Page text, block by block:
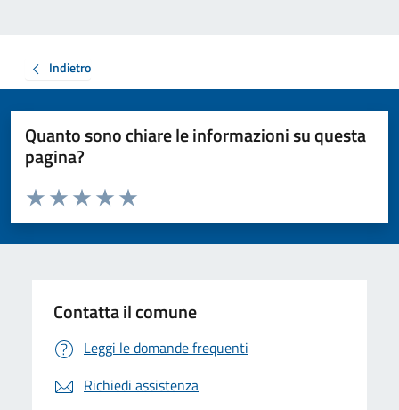
Indietro
Quanto sono chiare le informazioni su questa
pagina?
Valuta da 1 a 5 stelle la pagina
Valuta 5 stelle su 5
Valuta 4 stelle su 5
Valuta 3 stelle su 5
Valuta 2 stelle su 5
Valuta 1 stelle su 5
Contatta il comune
Leggi le domande frequenti
Richiedi assistenza